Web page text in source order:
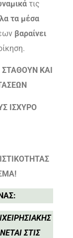
τις
τα μέσα
βαραίνει
ΚΑΙ
ΙΣΧΥΡΟ
ΣΤΙΣ